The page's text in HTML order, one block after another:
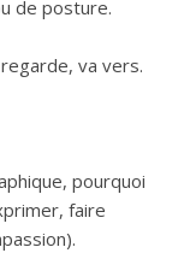
de posture.
va vers.
pourquoi
faire